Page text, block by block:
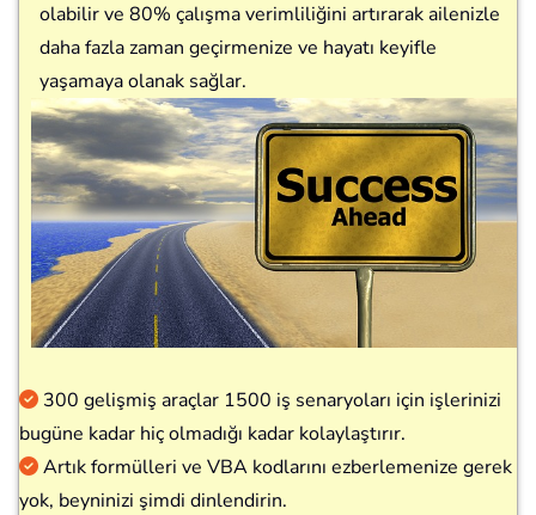
olabilir ve 80% çalışma verimliliğini artırarak ailenizle
daha fazla zaman geçirmenize ve hayatı keyifle
yaşamaya olanak sağlar.
300 gelişmiş araçlar 1500 iş senaryoları için işlerinizi
bugüne kadar hiç olmadığı kadar kolaylaştırır.
Artık formülleri ve VBA kodlarını ezberlemenize gerek
yok, beyninizi şimdi dinlendirin.